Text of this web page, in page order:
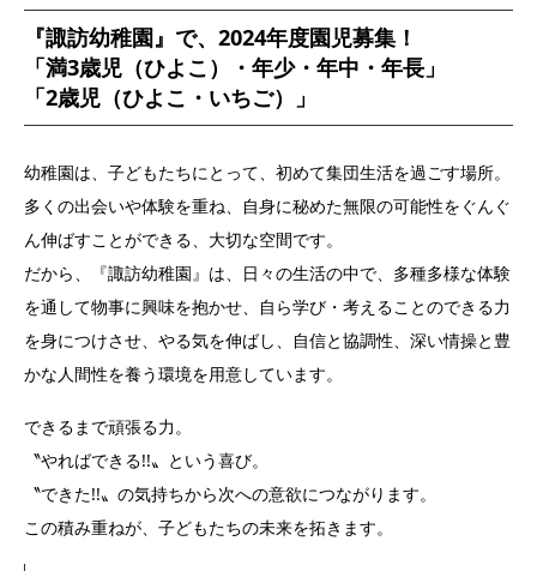
『諏訪幼稚園』で、2024年度園児募集！
「満3歳児（ひよこ）・年少・年中・年長」
「2歳児（ひよこ・いちご）」
幼稚園は、子どもたちにとって、初めて集団生活を過ごす場所。
多くの出会いや体験を重ね、自身に秘めた無限の可能性をぐんぐ
ん伸ばすことができる、大切な空間です。
だから、『諏訪幼稚園』は、日々の生活の中で、多種多様な体験
を通して物事に興味を抱かせ、自ら学び・考えることのできる力
を身につけさせ、やる気を伸ばし、自信と協調性、深い情操と豊
かな人間性を養う環境を用意しています。
できるまで頑張る力。
〝やればできる!!〟という喜び。
〝できた!!〟の気持ちから次への意欲につながります。
この積み重ねが、子どもたちの未来を拓きます。